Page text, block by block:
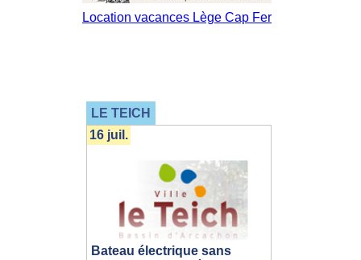
LE TEICH
Bateau électrique sans
16 juil.